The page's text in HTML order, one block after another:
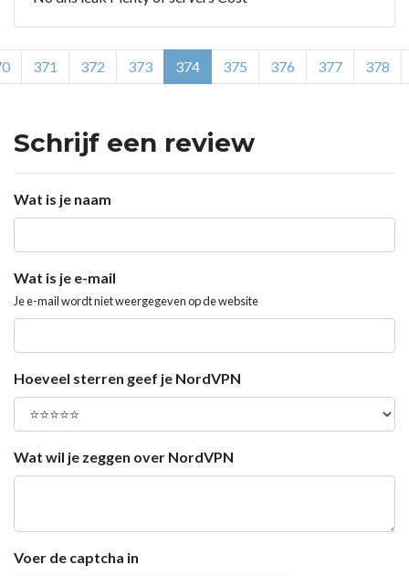
371 372 373 374 375 376 377 378
Schrijf een review
Wat is je naam
Wat is je e-mail
Je e-mail wordt niet weergegeven op de website
Hoeveel sterren geef je NordVPN
Wat wil je zeggen over NordVPN
Voer de captcha in